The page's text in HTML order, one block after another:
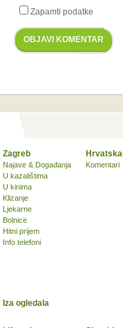
Zapamti podatke
OBJAVI KOMENTAR
Zagreb
Najave & Događanja
U kazalištima
U kinima
Klizanje
Ljekarne
Bolnice
Hitni prijem
Info telefoni
Hrvatska
Komentari
Iza ogledala